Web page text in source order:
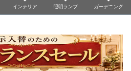
インテリア 照明ランプ ガーデニング